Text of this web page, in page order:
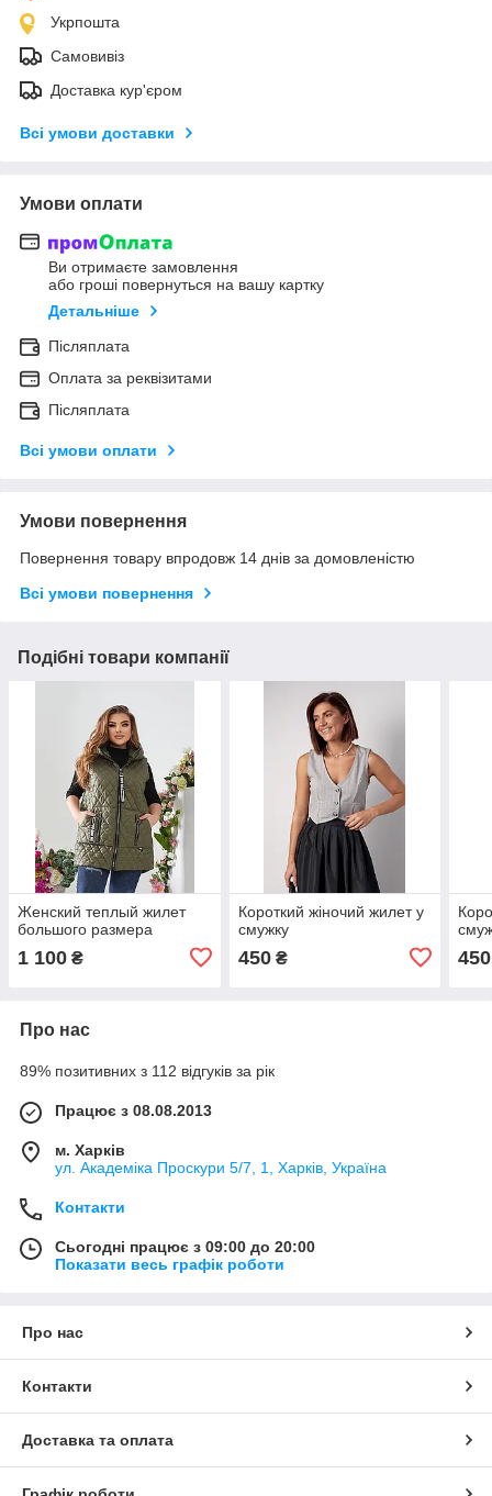
Укрпошта
Самовивіз
Доставка кур'єром
Всі умови доставки
Умови оплати
Ви отримаєте замовлення
або гроші повернуться на вашу картку
Детальніше
Післяплата
Оплата за реквізитами
Післяплата
Всі умови оплати
Умови повернення
Повернення товару впродовж 14 днів за домовленістю
Всі умови повернення
Подібні товари компанії
Женский теплый жилет
большого размера
1 100 ₴
Короткий жіночий жилет у
смужку
450₴ 450
Про нас
89% позитивних з 112 відгуків за рік
Працює з 08.08.2013
м. Харків
ул. Академіка Проскури 5/7, 1, Харків, Україна
Контакти
Сьогодні працює з 09:00 до 20:00
Показати весь графік роботи
Про нас
Контакти
Доставка та оплата